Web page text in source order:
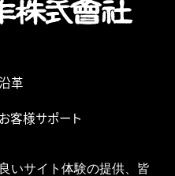
いサイト体験の提供、皆
革
お客様サポート